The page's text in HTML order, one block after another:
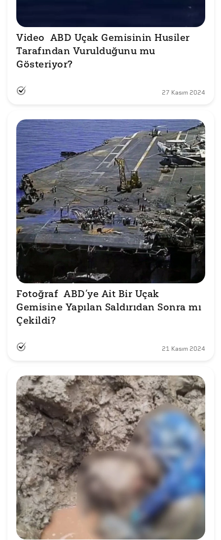
Video  ABD Uçak Gemisinin Husiler
Tarafından Vurulduğunu mu
Gösteriyor?
27 Kasım 2024
Fotoğraf  ABD’ye Ait Bir Uçak
Gemisine Yapılan Saldırıdan Sonra mı
Çekildi?
21 Kasım 2024